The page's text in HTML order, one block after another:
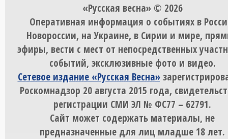
«Русская весна» © 2026
Оперативная информация о событиях в
Новороссии, на Украине, в Сирии и мире,
эфиры, вести с мест от непосредственных
событий, эксклюзивные фото и видео.
Сетевое издание «Русская Весна»
Роскомнадзор 20 августа 2015 года,
регистрации СМИ ЭЛ № ФС77 – 62791.
Сайт может содержать материалы, не
предназначенные для лиц младше 18 лет.